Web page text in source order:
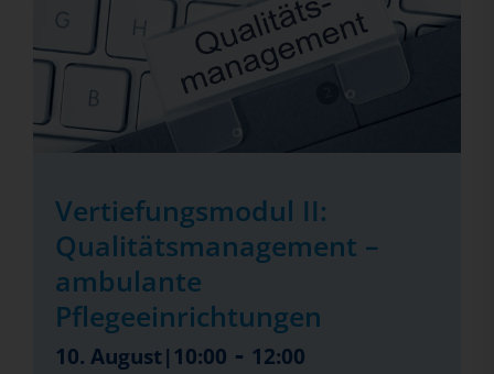
Vertiefungsmodul II:
Qualitätsmanagement –
ambulante
Pflegeeinrichtungen
10. August|10:00 - 12:00